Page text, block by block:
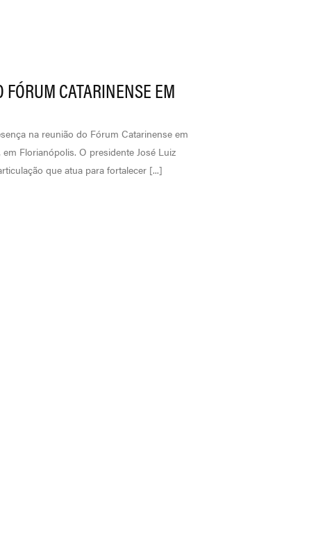
CATARINENSE EM
na reunião do Fórum Catarinense em
Florianópolis. O presidente José Luiz
que atua para fortalecer [...]